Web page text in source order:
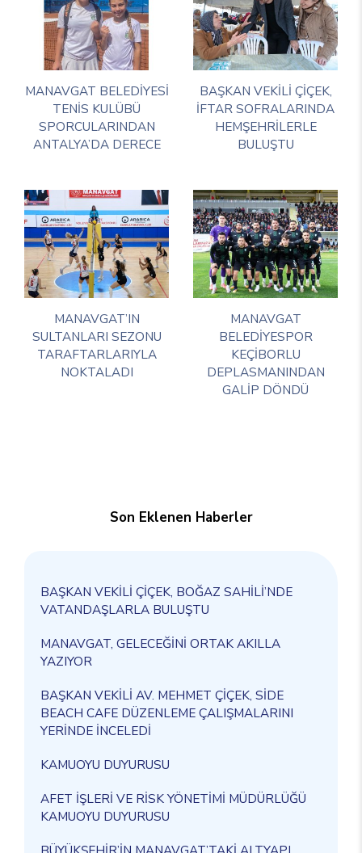
MANAVGAT BELEDİYESİ
TENİS KULÜBÜ
SPORCULARINDAN
ANTALYA’DA DERECE
BAŞKAN VEKİLİ ÇİÇEK,
İFTAR SOFRALARINDA
HEMŞEHRİLERLE
BULUŞTU
MANAVGAT’IN
SULTANLARI SEZONU
TARAFTARLARIYLA
NOKTALADI
MANAVGAT
BELEDİYESPOR
KEÇİBORLU
DEPLASMANINDAN
GALİP DÖNDÜ
Son Eklenen Haberler
BAŞKAN VEKİLİ ÇİÇEK, BOĞAZ SAHİLİ’NDE
VATANDAŞLARLA BULUŞTU
MANAVGAT, GELECEĞİNİ ORTAK AKILLA
YAZIYOR
BAŞKAN VEKİLİ AV. MEHMET ÇİÇEK, SİDE
BEACH CAFE DÜZENLEME ÇALIŞMALARINI
YERİNDE İNCELEDİ
KAMUOYU DUYURUSU
AFET İŞLERİ VE RİSK YÖNETİMİ MÜDÜRLÜĞÜ
KAMUOYU DUYURUSU